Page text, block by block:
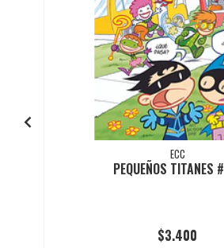
ECC
PEQUEÑOS TITANES
$3.400